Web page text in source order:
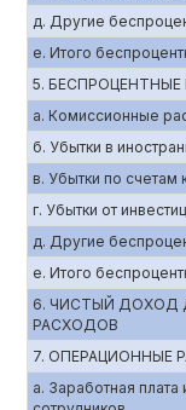
д. Другие
е. Итого
5.
а. Комиссионные
б. Убытки в
в. Убытки по счетам
г. Убытки от
д. Другие
е. Итого
6. ЧИСТЫЙ ДОХОД
РАСХОДОВ
7. ОПЕРАЦИОННЫЕ
а. Заработная